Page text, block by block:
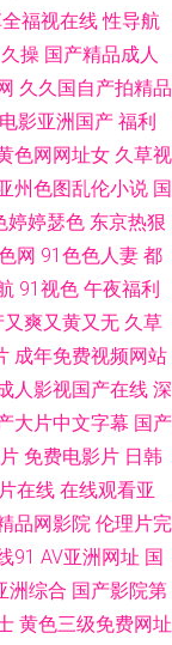
成人电影不卡 国产一
产第86页 av色色天
91中文资源视频 影音
奸后入 日本黄色片
国色片妈妈12 无码
锋综合视频网 成人
站 亚洲中文字幕十五
一级免费国产色片 成
自偷自拍系列 91操
视频黄 久艹免费 亚
福视在线 性导航
操 国产精品成人
久久国自产拍精品
影亚洲国产 福利
色网网址女 久草视
州色图乱伦小说 国
婷婷瑟色 东京热狠
网 91色色人妻 都
91视色 午夜福利
又爽又黄又无 久草
成年免费视频网站
人影视国产在线 深
大片中文字幕 国产
免费电影片 日韩
在线 在线观看亚
品网影院 伦理片完
91 AV亚洲网址 国
洲综合 国产影院第
黄色三级免费网址